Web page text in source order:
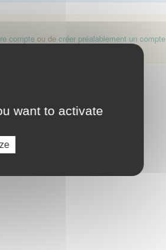
want to activate
compte ou de créer préalablement un compte